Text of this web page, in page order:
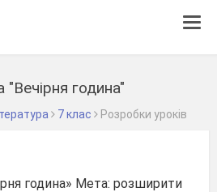
"Вечірня година"
7 клас Розробки уроків
година» Мета: розширити